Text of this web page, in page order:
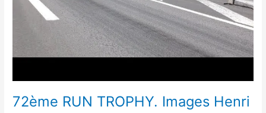
72ème RUN TROPHY. Images Henri